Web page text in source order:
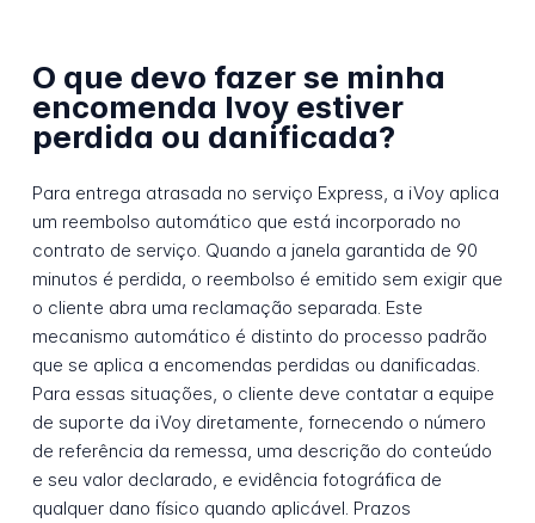
O que devo fazer se minha
encomenda Ivoy estiver
perdida ou danificada?
Para entrega atrasada no serviço Express, a iVoy aplica
um reembolso automático que está incorporado no
contrato de serviço. Quando a janela garantida de 90
minutos é perdida, o reembolso é emitido sem exigir que
o cliente abra uma reclamação separada. Este
mecanismo automático é distinto do processo padrão
que se aplica a encomendas perdidas ou danificadas.
Para essas situações, o cliente deve contatar a equipe
de suporte da iVoy diretamente, fornecendo o número
de referência da remessa, uma descrição do conteúdo
e seu valor declarado, e evidência fotográfica de
qualquer dano físico quando aplicável. Prazos